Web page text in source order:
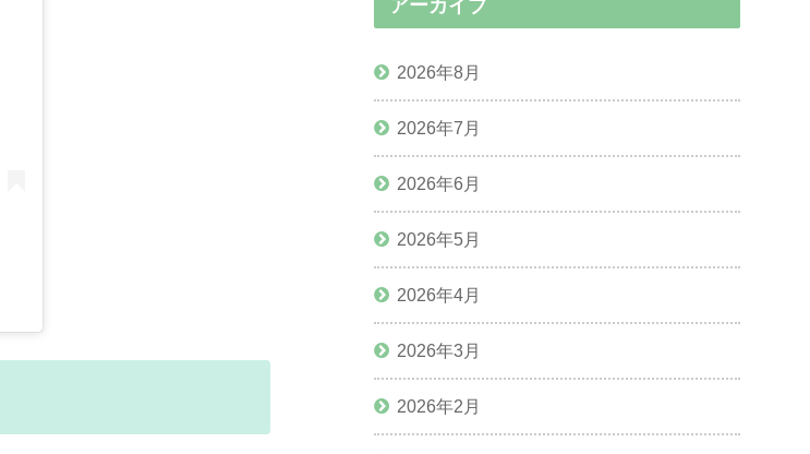
アーカイブ
2026年8月
2026年7月
2026年6月
2026年5月
2026年4月
2026年3月
2026年2月